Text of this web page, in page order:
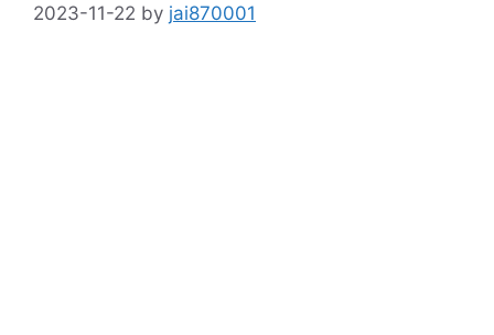
2023-11-22 by jai870001